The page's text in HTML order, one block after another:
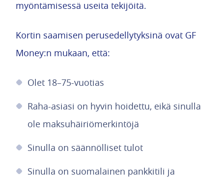
myöntämisessä useita tekijöitä.
Kortin saamisen perusedellytyksinä ovat GF
Money:n mukaan, että:
Olet 18–75-vuotias
Raha-asiasi on hyvin hoidettu, eikä sinulla
ole maksuhäiriömerkintöjä
Sinulla on säännölliset tulot
Sinulla on suomalainen pankkitili ja